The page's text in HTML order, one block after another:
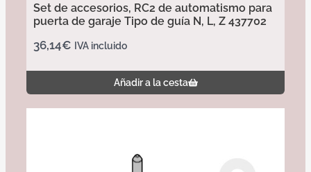
Set de accesorios, RC2 de automatismo para
puerta de garaje Tipo de guía N, L, Z 437702
36,14€ IVA incluido
Añadir a la cesta